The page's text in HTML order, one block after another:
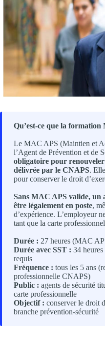
Qu’est-ce que la formation
Le MAC APS (Maintien et
l’Agent de Prévention et de
obligatoire pour
délivrée par le CNAPS.
pour conserver le droit
Sans MAC APS valide, un
être légalement en poste,
d’expérience. L’employeur
tant que la carte
Durée : 27 heures (MAC
Durée avec SST : 34
requis
Fréquence : tous les 5 ans
professionnelle CNAPS)
Public : agents de sécurité
carte professionnelle
Objectif : conserver le droit
branche prévention-sécurité